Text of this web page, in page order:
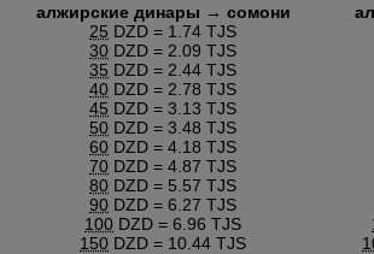
алжирские динары → сомони
25 DZD = 1.74 TJS
30 DZD = 2.09 TJS
35 DZD = 2.44 TJS
40 DZD = 2.78 TJS
45 DZD = 3.13 TJS
50 DZD = 3.48 TJS
60 DZD = 4.18 TJS
70 DZD = 4.87 TJS
80 DZD = 5.57 TJS
90 DZD = 6.27 TJS
100 DZD = 6.96 TJS
150 DZD = 10.44 TJS